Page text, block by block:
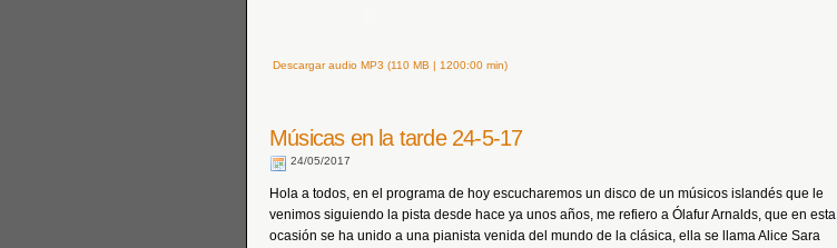
Descargar audio MP3 (110 MB | 1200:00 min)
Músicas en la tarde 24-5-17
24/05/2017
Hola a todos, en el programa de hoy escucharemos un disco de un músicos islandés que le
venimos siguiendo la pista desde hace ya unos años, me refiero a Ólafur Arnalds, que en esta
ocasión se ha unido a una pianista venida del mundo de la clásica, ella se llama Alice Sara